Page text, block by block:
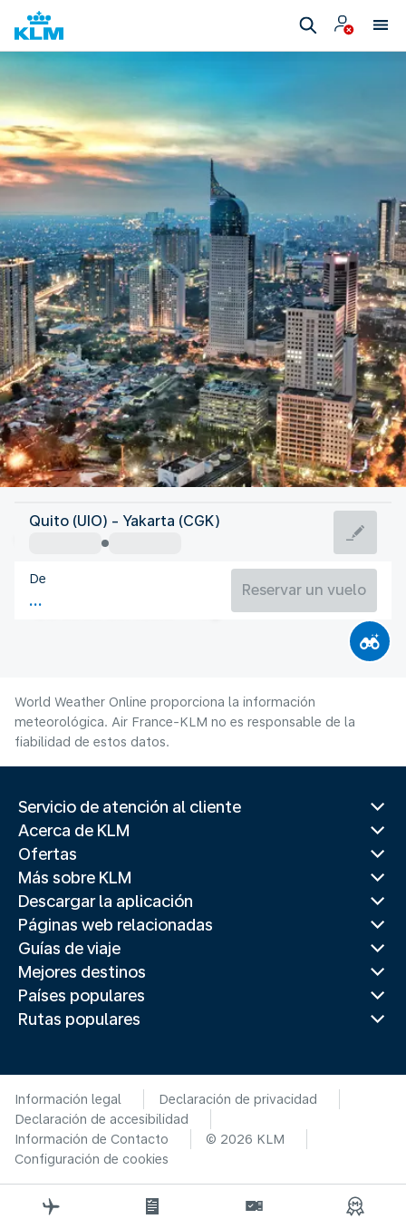
Indonesia
Yakarta
Indonesia
Duración del vuelo
Quito (UIO) - Yakarta (CGK)
De
Reservar un vuelo
World Weather Online proporciona la información
meteorológica. Air France-KLM no es responsable de la
fiabilidad de estos datos.
Servicio de atención al cliente
Acerca de KLM
Ofertas
Más sobre KLM
Descargar la aplicación
Páginas web relacionadas
Guías de viaje
Mejores destinos
Países populares
Rutas populares
Información legal
Declaración de privacidad
Declaración de accesibilidad
Información de Contacto
© 2026 KLM
Configuración de cookies